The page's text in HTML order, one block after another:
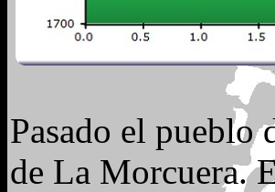
Pasado el pueblo
de La Morcuera.